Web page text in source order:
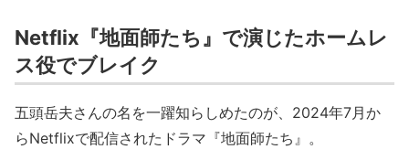
Netflix『地面師たち』で演じたホームレ
ス役でブレイク
五頭岳夫さんの名を一躍知らしめたのが、2024年7月か
らNetflixで配信されたドラマ『地面師たち』。